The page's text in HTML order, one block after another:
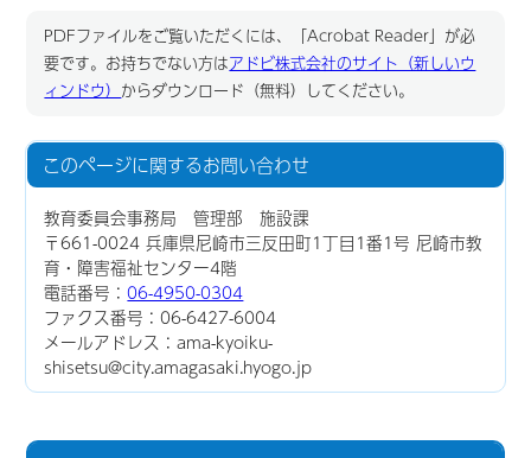
PDFファイルをご覧いただくには、「Acrobat Reader」が必
要です。お持ちでない方はアドビ株式会社のサイト（新しいウ
ィンドウ） からダウンロード（無料）してください。
このページに関するお問い合わせ
教育委員会事務局 管理部 施設課
〒661-0024 兵庫県尼崎市三反田町1丁目1番1号 尼崎市教
育・障害福祉センター4階
電話番号：06-4950-0304
ファクス番号：06-6427-6004
メールアドレス：ama-kyoiku-
shisetsu@city.amagasaki.hyogo.jp